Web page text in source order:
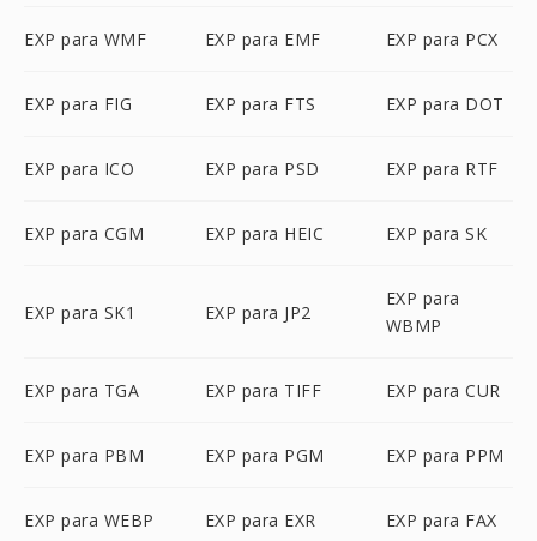
EXP para WMF EXP para EMF EXP para PCX
EXP para FIG EXP para FTS EXP para DOT
EXP para ICO EXP para PSD EXP para RTF
EXP para CGM EXP para HEIC EXP para SK
EXP para SK1 EXP para JP2
EXP para
WBMP
EXP para TGA EXP para TIFF EXP para CUR
EXP para PBM EXP para PGM EXP para PPM
EXP para WEBP EXP para EXR EXP para FAX